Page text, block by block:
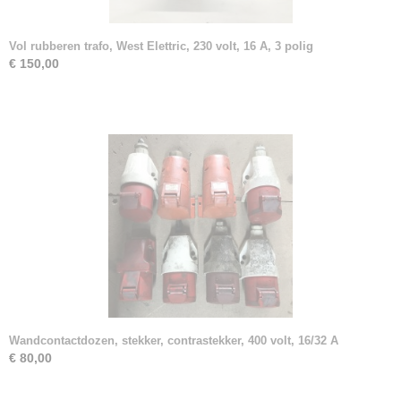
Vol rubberen trafo, West Elettric, 230 volt, 16 A, 3 polig
€ 150,00
Wandcontactdozen, stekker, contrastekker, 400 volt, 16/32 A
€ 80,00